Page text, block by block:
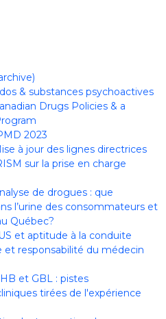
& substances psychoactives
Drugs Policies & a
2023
à jour des lignes directrices
sur la prise en charge
de drogues : que
l’urine des consommateurs et
Québec?
et aptitude à la conduite
et responsabilité du médecin
et GBL : pistes
tirées de l'expérience